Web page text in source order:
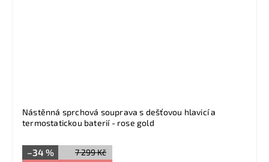
Nástěnná sprchová souprava s dešťovou hlavicí a
termostatickou baterií - rose gold
7 299 Kč
–34 %